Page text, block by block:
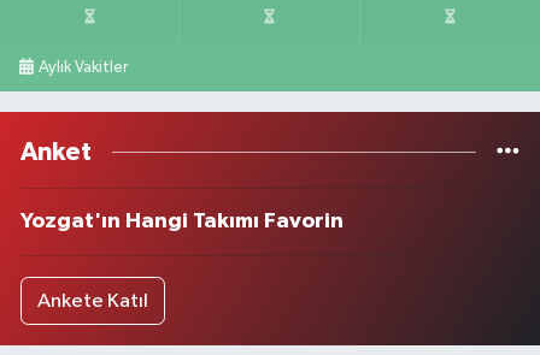
Aylık Vakitler
Anket
Yozgat'ın Hangi Takımı Favorin
Ankete Katıl